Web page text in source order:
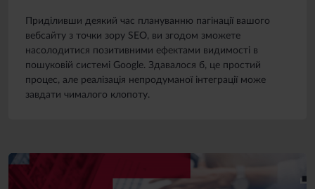
Приділивши деякий час плануванню пагінації вашого
вебсайту з точки зору SEO, ви згодом зможете
насолодитися позитивними ефектами видимості в
пошуковій системі Google. Здавалося б, це простий
процес, але реалізація непродуманої інтеграції може
завдати чималого клопоту.